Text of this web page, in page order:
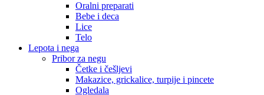
Oralni preparati
Bebe i deca
Lice
Telo
Lepota i nega
Pribor za negu
Četke i češljevi
Makazice, grickalice, turpije i pincete
Ogledala